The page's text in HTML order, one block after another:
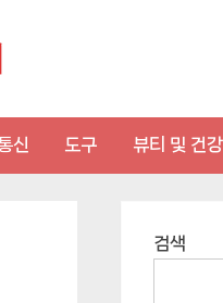
신 도구 뷰티 및 건강
검색